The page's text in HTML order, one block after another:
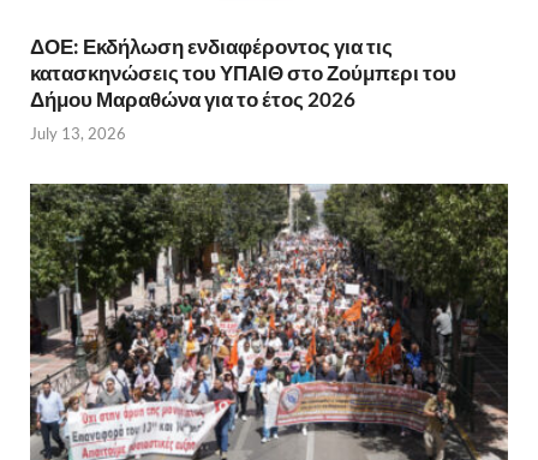
ΔΟΕ: Εκδήλωση ενδιαφέροντος για τις
κατασκηνώσεις του ΥΠΑΙΘ στο Ζούμπερι του
Δήμου Μαραθώνα για το έτος 2026
July 13, 2026